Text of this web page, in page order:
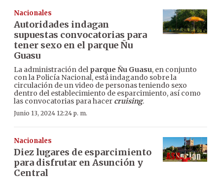
Nacionales
Autoridades indagan
supuestas convocatorias para
tener sexo en el parque Ñu
Guasu
La administración del parque Ñu Guasu, en conjunto
con la Policía Nacional, está indagando sobre la
circulación de un video de personas teniendo sexo
dentro del establecimiento de esparcimiento, así como
las convocatorias para hacer cruising.
Junio 13, 2024 12:24 p. m.
Nacionales
Diez lugares de esparcimiento
para disfrutar en Asunción y
Central